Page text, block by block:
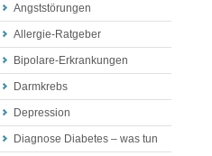
Angststörungen
Allergie-Ratgeber
Bipolare-Erkrankungen
Darmkrebs
Depression
Diagnose Diabetes – was tun